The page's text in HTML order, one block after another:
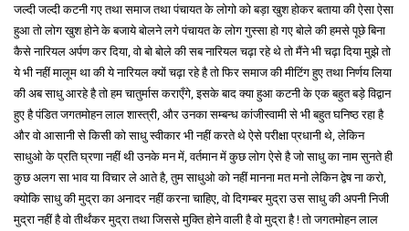
जल्दी जल्दी कटनी गए तथा समाज तथा पंचायत के लोगो को बड़ा खुश होकर बताया की ऐसा ऐसा
हुआ तो लोग खुश होने के बजाये बोलने लगे पंचायत के लोग गुस्सा हो गए बोले की हमसे पूछे बिना
कैसे नारियल अर्पण कर दिया, वो बो बोले की सब नारियल चढ़ा रहे थे तो मैंने भी चढ़ा दिया मुझे तो
ये भी नहीं मालूम था की ये नारियल क्यों चढ़ा रहे है तो फिर समाज की मीटिंग हुए तथा निर्णय लिया
की अब साधु आरहे है तो हम चातुर्मास कराएँगे, इसके बाद क्या हुआ कटनी के एक बहुत बड़े विद्वान
हुए है पंडित जगतमोहन लाल शास्त्री, और उनका सम्बन्ध कांजीस्वामी से भी बहुत घनिष्ठ रहा है
और वो आसानी से किसी को साधु स्वीकार भी नहीं करते थे ऐसे परीक्षा प्रधानी थे, लेकिन
साधुओ के प्रति घ्रणा नहीं थी उनके मन में, वर्तमान में कुछ लोग ऐसे है जो साधु का नाम सुनते ही
कुछ अलग सा भाव या विचार ले आते है, तुम साधुओ को नहीं मानना मत मनो लेकिन द्वेष ना करो,
क्योकि साधु की मुद्रा का अनादर नहीं करना चाहिए, वो दिगम्बर मुद्रा उस साधु की अपनी निजी
मुद्रा नहीं है वो तीर्थंकर मुद्रा तथा जिससे मुक्ति होने वाली है वो मुद्रा है ! तो जगतमोहन लाल